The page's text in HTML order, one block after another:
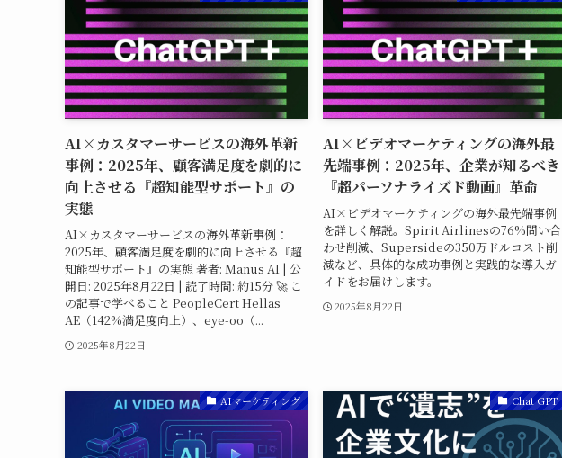
AI×カスタマーサービスの海外革新
事例：2025年、顧客満足度を劇的に
向上させる『超知能型サポート』の
実態
AI×カスタマーサービスの海外革新事例：
2025年、顧客満足度を劇的に向上させる『超
知能型サポート』の実態 著者: Manus AI | 公
開日: 2025年8月22日 | 読了時間: 約15分 🚀 こ
の記事で学べること PeopleCert Hellas
AE（142%満足度向上）、eye-oo（...
2025年8月22日
AI×ビデオマーケティングの海外最
先端事例：2025年、企業が知るべき
『超パーソナライズド動画』革命
AI×ビデオマーケティングの海外最先端事例
を詳しく解説。Spirit Airlinesの76%問い合
わせ削減、Supersideの350万ドルコスト削
減など、具体的な成功事例と実践的な導入ガ
イドをお届けします。
2025年8月22日
AIマーケティング Chat GPT